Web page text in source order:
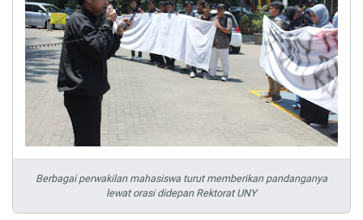
Berbagai perwakilan mahasiswa turut memberikan pandanganya
lewat orasi didepan Rektorat UNY